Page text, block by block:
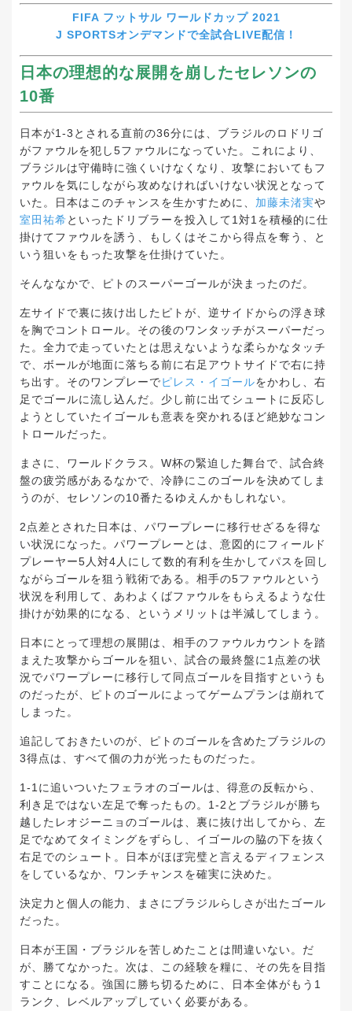
FIFA フットサル ワールドカップ 2021
J SPORTSオンデマンドで全試合LIVE配信！
日本の理想的な展開を崩したセレソンの
10番
日本が1-3とされる直前の36分には、ブラジルのロドリゴ
がファウルを犯し5ファウルになっていた。これにより、
ブラジルは守備時に強くいけなくなり、攻撃においてもフ
ァウルを気にしながら攻めなければいけない状況となって
いた。日本はこのチャンスを生かすために、 加藤未渚実や
室田祐希といったドリブラーを投入して1対1を積極的に仕
掛けてファウルを誘う、もしくはそこから得点を奪う、と
いう狙いをもった攻撃を仕掛けていた。
そんななかで、ピトのスーパーゴールが決まったのだ。
左サイドで裏に抜け出したピトが、逆サイドからの浮き球
を胸でコントロール。その後のワンタッチがスーパーだっ
た。全力で走っていたとは思えないような柔らかなタッチ
で、ボールが地面に落ちる前に右足アウトサイドで右に持
ち出す。そのワンプレーでピレス・イゴールをかわし、右
足でゴールに流し込んだ。少し前に出てシュートに反応し
ようとしていたイゴールも意表を突かれるほど絶妙なコン
トロールだった。
まさに、ワールドクラス。W杯の緊迫した舞台で、試合終
盤の疲労感があるなかで、冷静にこのゴールを決めてしま
うのが、セレソンの10番たるゆえんかもしれない。
2点差とされた日本は、パワープレーに移行せざるを得な
い状況になった。パワープレーとは、意図的にフィールド
プレーヤー5人対4人にして数的有利を生かしてパスを回し
ながらゴールを狙う戦術である。相手の5ファウルという
状況を利用して、あわよくばファウルをもらえるような仕
掛けが効果的になる、というメリットは半減してしまう。
日本にとって理想の展開は、相手のファウルカウントを踏
まえた攻撃からゴールを狙い、試合の最終盤に1点差の状
況でパワープレーに移行して同点ゴールを目指すというも
のだったが、ピトのゴールによってゲームプランは崩れて
しまった。
追記しておきたいのが、ピトのゴールを含めたブラジルの
3得点は、すべて個の力が光ったものだった。
1-1に追いついたフェラオのゴールは、得意の反転から、
利き足ではない左足で奪ったもの。1-2とブラジルが勝ち
越したレオジーニョのゴールは、裏に抜け出してから、左
足でなめてタイミングをずらし、イゴールの脇の下を抜く
右足でのシュート。日本がほぼ完璧と言えるディフェンス
をしているなか、ワンチャンスを確実に決めた。
決定力と個人の能力、まさにブラジルらしさが出たゴール
だった。
日本が王国・ブラジルを苦しめたことは間違いない。だ
が、勝てなかった。次は、この経験を糧に、その先を目指
すことになる。強国に勝ち切るために、日本全体がもう1
ランク、レベルアップしていく必要がある。